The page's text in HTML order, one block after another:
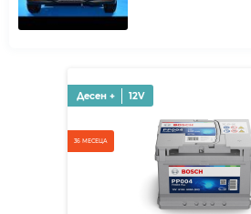
Десен + 12V
36 МЕСЕЦА